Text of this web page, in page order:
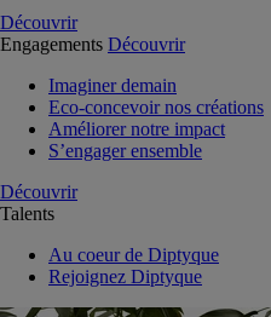
Découvrir
Engagements Découvrir
Imaginer demain
Eco-concevoir nos créations
Améliorer notre impact
S’engager ensemble
Découvrir
Talents
Au coeur de Diptyque
Rejoignez Diptyque